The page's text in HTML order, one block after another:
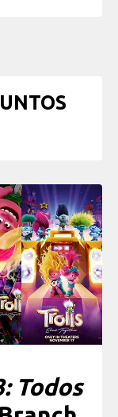
Todos